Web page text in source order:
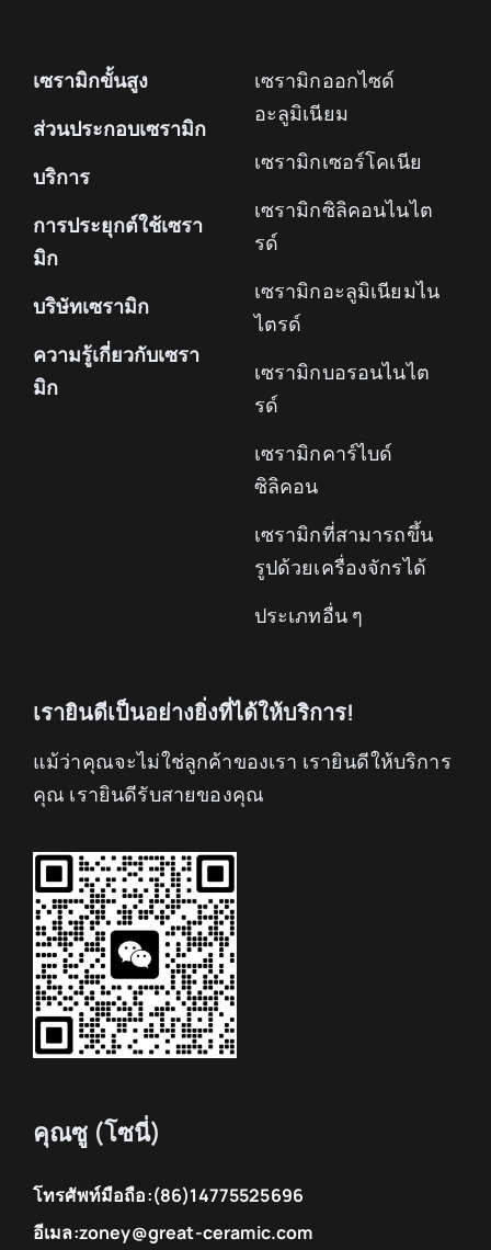
เซรามิกขั้นสูง
ส่วนประกอบเซรามิก
บริการ
การประยุกต์ใช้เซรา
มิก
บริษัทเซรามิก
ความรู้เกี่ยวกับเซรา
มิก
เซรามิกออกไซด์
อะลูมิเนียม
เซรามิกเซอร์โคเนีย
เซรามิกซิลิคอนไนไต
รด์
เซรามิกอะลูมิเนียมไน
ไตรด์
เซรามิกบอรอนไนไต
รด์
เซรามิกคาร์ไบด์
ซิลิคอน
เซรามิกที่สามารถขึ้น
รูปด้วยเครื่องจักรได้
ประเภทอื่น ๆ
เรายินดีเป็นอย่างยิ่งที่ได้ให้บริการ!
แม้ว่าคุณจะไม่ใช่ลูกค้าของเรา เรายินดีให้บริการ
คุณ เรายินดีรับสายของคุณ
คุณซู (โซนี่)
โทรศัพท์มือถือ:(86)14775525696
อีเมล:zoney@great-ceramic.com